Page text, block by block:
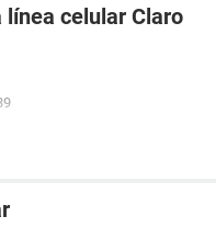
celular Claro